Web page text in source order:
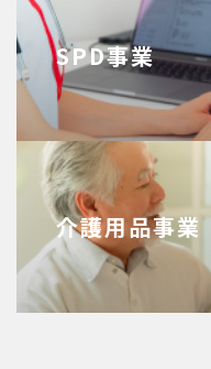
SPD事業
介護用品事業